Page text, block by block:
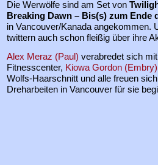
Die Werwölfe sind am Set von
Breaking Dawn – Bis(s) zum Ende
in Vancouver/Kanada angekommen.
twittern auch schon fleißig über ihre
Alex Meraz (Paul) verabredet sich
Fitnesscenter, Kiowa Gordon (Embry)
Wolfs-Haarschnitt und alle freuen
Dreharbeiten in Vancouver für sie